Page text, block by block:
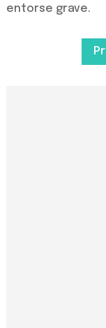
entorse grave.